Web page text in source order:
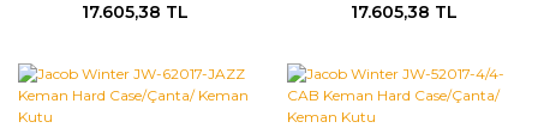
17.605,38 TL 17.605,38 TL